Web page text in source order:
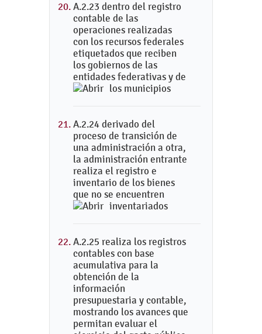
A.2.23 dentro del registro
contable de las
operaciones realizadas
con los recursos federales
etiquetados que reciben
los gobiernos de las
entidades federativas y de
los municipios
A.2.24 derivado del
proceso de transición de
una administración a otra,
la administración entrante
realiza el registro e
inventario de los bienes
que no se encuentren
inventariados
A.2.25 realiza los registros
contables con base
acumulativa para la
obtención de la
información
presupuestaria y contable,
mostrando los avances que
permitan evaluar el